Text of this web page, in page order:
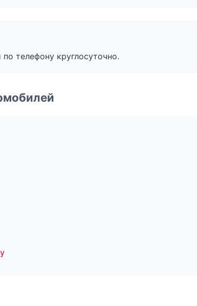
телефону круглосуточно.